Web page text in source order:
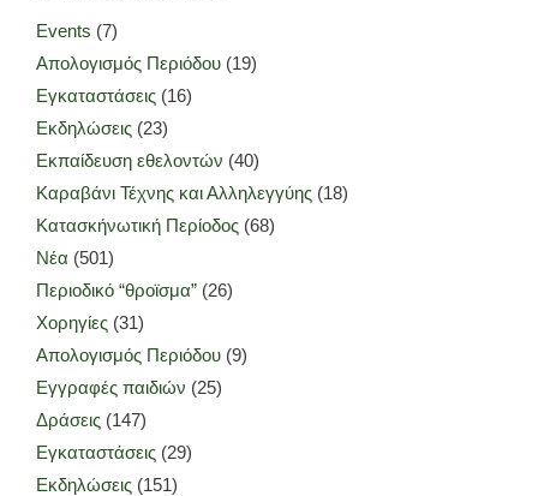
Events (7)
Απολογισμός Περιόδου (19)
Εγκαταστάσεις (16)
Εκδηλώσεις (23)
Εκπαίδευση εθελοντών (40)
Καραβάνι Τέχνης και Αλληλεγγύης (18)
Κατασκήνωτική Περίοδος (68)
Νέα (501)
Περιοδικό “θροϊσμα” (26)
Χορηγίες (31)
Απολογισμός Περιόδου (9)
Εγγραφές παιδιών (25)
Δράσεις (147)
Εγκαταστάσεις (29)
Εκδηλώσεις (151)